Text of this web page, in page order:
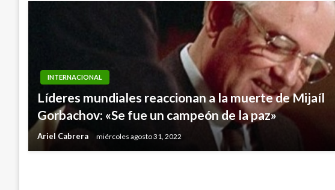
INTERNACIONAL
Líderes mundiales reaccionan a la muerte de Mijaíl
Gorbachov: «Se fue un campeón de la paz»
Ariel Cabrera miércoles agosto 31, 2022
Presidente Santos dice que no retirará la Reforma a la
Justicia
viernes diciembre 16, 2011